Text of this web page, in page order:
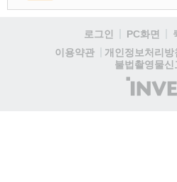
로그인 PC화면
이용약관
개인정보처리방
불법촬영물신
(주)
인